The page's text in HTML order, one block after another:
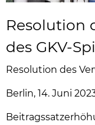
Resolution
des GKV-
Resolution des
Berlin, 14. Juni